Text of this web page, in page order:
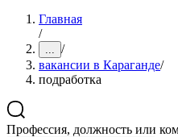
Главная
/
... /
вакансии в Караганде/
подработка
Профессия, должность или